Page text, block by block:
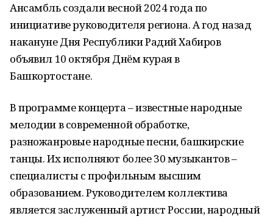
Ансамбль создали весной 2024 года по
инициативе руководителя региона. А год назад
накануне Дня Республики Радий Хабиров
объявил 10 октября Днём курая в
Башкортостане.
В программе концерта – известные народные
мелодии в современной обработке,
разножанровые народные песни, башкирские
танцы. Их исполняют более 30 музыкантов –
специалисты с профильным высшим
образованием. Руководителем коллектива
является заслуженный артист России, народный